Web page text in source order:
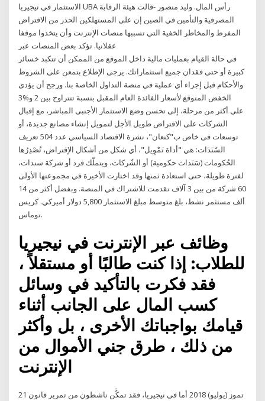
الاستثمار في نيجيريا UBA رأس المال. وليد منصور -قالت هيئة الرقابة
المصرفية والتأمين في الصين إن على المستهلكين الحذر من الاقتراض
المفرط والمخاطر الخفية التي تسببها منصات الإنترنت وأن يتخذوا موقفا
عقلانيا. تؤكد بعض المنصات عبر
في حالة القيام بعمليات مالية داخل الموقع من الممكن أن تتكبد خسائر
كبيرة أو حتى فقدان جميع استثماراتك. يرجى الإطلاع بتمعن على الشروط
والأحكام قبل إجراء أي عملية في منصة التداول الخاصة بنا. ورجح أن يؤدى
الخفض المتوقع لأسعار الفائدة العام المقبل بنسبة تتتراوح بين 2 و%3
على أكثر من مرحلة، إلى تحسن وضع الاستثمار الأجنبى المباشر، مع إقبال
الشركات على الاقتراض طويل الأجل لتمويل إنشاء مصانع جديدة، أو
توسعات فى خاص ب"كنعان"، نشرة الاقتصاد السياسي عدد 504 تعريف
السّنَدَات: هي "أداة تَمْوِيل"، أي شكل من أشكال الإقتراض، تُصْدِرُها
الحُكومات (سَنَدات حكومية) أو الشّركات، ويتملّك فرد أو شركة سندات،
لفترة طويلة، حتى استعادة ثمنها وقد اختارت الأخيرة في مجموعتها الأولى
60 شركة من بين 3 آلاف تقدمت للاشتراك في المنصة. وبفضل أكثر من 14
ألف مستثمر نشط، بلغ متوسط مبلغ الاستثمار 5,800 دولار أميركي. كريس
توماس.
وظائف عبر الإنترنت في نيجيريا
للطلاب: إذا كنت طالبًا أو مستقلاً ،
فقد فكرت بالتأكيد في وسائل
كسب المال على الجانب أثناء
قيامك بواجباتك الأخرى ، بل وأكثر
من ذلك ، طرق جني الأموال من
الإنترنت
21 تموز (يوليو) 2018 أما في نيجيريا، فقد تمكَّن ناشطون من تمرير قانون